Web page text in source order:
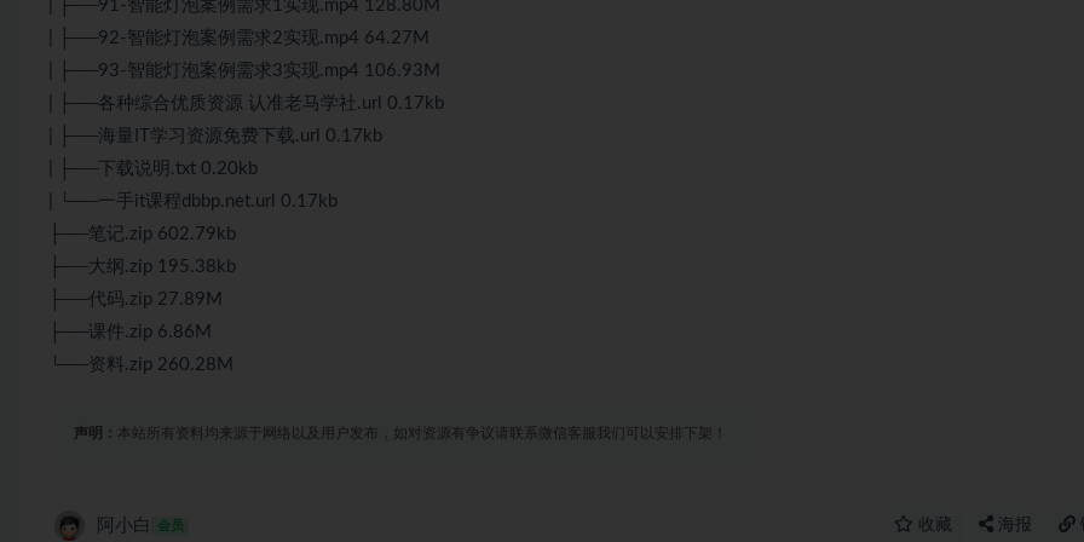
| ├──91-智能灯泡案例需求1实现.mp4 128.80M
| ├──92-智能灯泡案例需求2实现.mp4 64.27M
| ├──93-智能灯泡案例需求3实现.mp4 106.93M
| ├──各种综合优质资源 认准老马学社.url 0.17kb
| ├──海量IT学习资源免费下载.url 0.17kb
| ├──下载说明.txt 0.20kb
| └──一手it课程dbbp.net.url 0.17kb
├──笔记.zip 602.79kb
├──大纲.zip 195.38kb
├──代码.zip 27.89M
├──课件.zip 6.86M
└──资料.zip 260.28M
声明： 本站所有资料均来源于网络以及用户发布，如对资源有争议请联系微信客服我们可以安排下架！
阿小白 会员 收藏 海报